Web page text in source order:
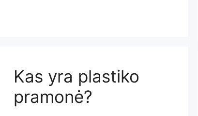
Kas yra plastiko
pramonė?